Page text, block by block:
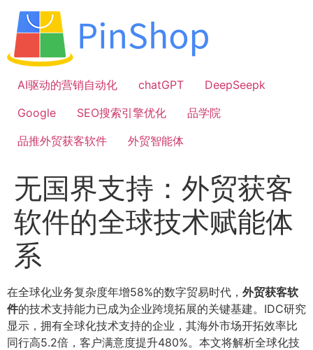
容
AI驱动的营销自动化
chatGPT
DeepSeepk
Google
SEO搜索引擎优化
品学院
品推外贸获客软件
外贸智能体
无国界支持：外贸获客
软件的全球技术赋能体
系
在全球化业务复杂度年增58%的数字贸易时代， 外贸获客软
件的技术支持能力已成为企业跨境拓展的关键基建。IDC研究
显示，拥有全球化技术支持的企业，其海外市场开拓效率比
同行高5.2倍，客户满意度提升480%。本文将解析全球化技